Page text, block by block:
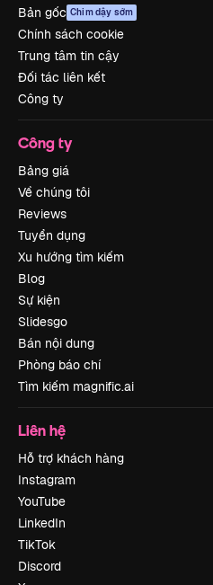
Bản gốc Chim dậy sớm
Chính sách cookie
Trung tâm tin cậy
Đối tác liên kết
Công ty
Công ty
Bảng giá
Về chúng tôi
Reviews
Tuyển dụng
Xu hướng tìm kiếm
Blog
Sự kiện
Slidesgo
Bán nội dung
Phòng báo chí
Tìm kiếm magnific.ai
Liên hệ
Hỗ trợ khách hàng
Instagram
YouTube
LinkedIn
TikTok
Discord